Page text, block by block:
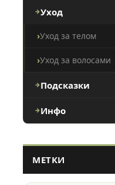
Уход
Уход за телом
Уход за волосами
Подсказки
Инфо
МЕТКИ